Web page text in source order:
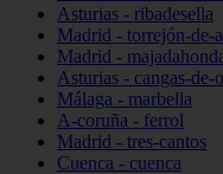
Asturias - ribadesella
Madrid - torrejón-de-
Madrid -
Asturias - cangas-de-
Málaga - marbella
A-coruña - ferrol
Madrid - tres-cantos
Cuenca - cuenca